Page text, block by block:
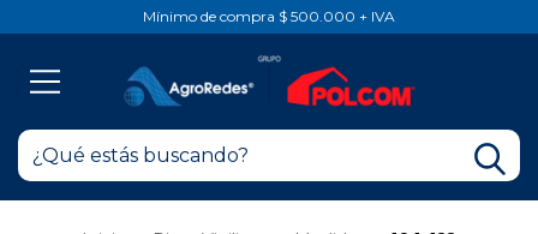
Mínimo de compra $ 500.000 + IVA